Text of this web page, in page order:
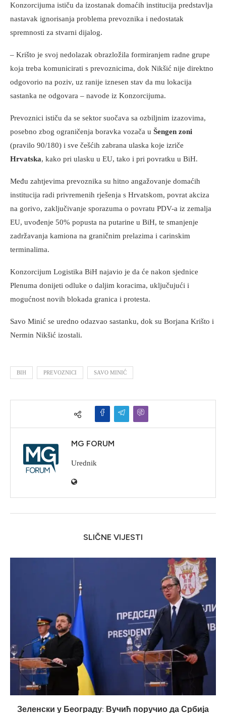
Konzorcijuma ističu da izostanak domaćih institucija predstavlja
nastavak ignorisanja problema prevoznika i nedostatak
spremnosti za stvarni dijalog.
– Krišto je svoj nedolazak obrazložila formiranjem radne grupe
koja treba komunicirati s prevoznicima, dok Nikšić nije direktno
odgovorio na poziv, uz ranije iznesen stav da mu lokacija
sastanka ne odgovara – navode iz Konzorcijuma.
Prevoznici ističu da se sektor suočava sa ozbiljnim izazovima,
posebno zbog ograničenja boravka vozača u Šengen zoni
(pravilo 90/180) i sve češćih zabrana ulaska koje izriče
Hrvatska, kako pri ulasku u EU, tako i pri povratku u BiH.
Među zahtjevima prevoznika su hitno angažovanje domaćih
institucija radi privremenih rješenja s Hrvatskom, povrat akciza
na gorivo, zaključivanje sporazuma o povratu PDV-a iz zemalja
EU, uvođenje 50% popusta na putarine u BiH, te smanjenje
zadržavanja kamiona na graničnim prelazima i carinskim
terminalima.
Konzorcijum Logistika BiH najavio je da će nakon sjednice
Plenuma donijeti odluke o daljim koracima, uključujući i
mogućnost novih blokada granica i protesta.
Savo Minić se uredno odazvao sastanku, dok su Borjana Krišto i
Nermin Nikšić izostali.
BIH PREVOZNICI SAVO MINIĆ
MG FORUM
Urednik
SLIČNE VIJESTI
Зеленски у Београду: Вучић поручио да Србија